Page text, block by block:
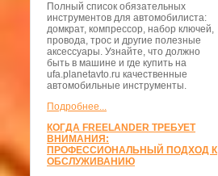
Полный список обязательных
инструментов для автомобилиста:
домкрат, компрессор, набор ключей,
провода, трос и другие полезные
аксессуары. Узнайте, что должно
быть в машине и где купить на
ufa.planetavto.ru качественные
автомобильные инструменты.
Подробнее...
КОГДА FREELANDER ТРЕБУЕТ
ВНИМАНИЯ:
ПРОФЕССИОНАЛЬНЫЙ ПОДХОД К
ОБСЛУЖИВАНИЮ